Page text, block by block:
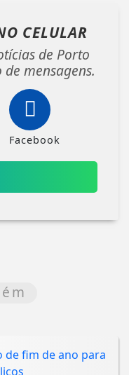
CELULAR
de Porto
mensagens.
Facebook